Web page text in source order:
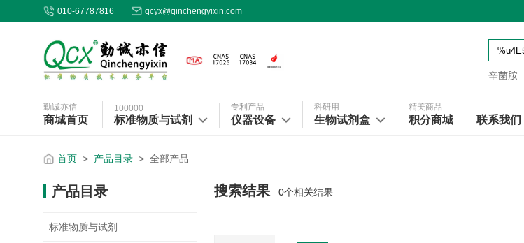
010-67787816 qcyx@qinchengyixin.com
辛菌胺
勤诚亦信
商城首页
100000+
标准物质与试剂
专利产品
仪器设备
科研用
生物试剂盒
精美商品
积分商城 联系我们
首页 > 产品目录 > 全部产品
产品目录
标准物质与试剂
搜索结果 0个相关结果